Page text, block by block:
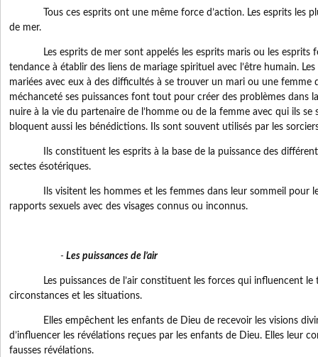
Tous ces esprits ont une même force d’action. Les esprits les
de mer.
Les esprits de mer sont appelés les esprits maris ou les esprits
tendance à établir des liens de mariage spirituel avec l’être humain.
mariées avec eux à des difficultés à se trouver un mari ou une femme
méchanceté ses puissances font tout pour créer des problèmes dans
nuire à la vie du partenaire de l’homme ou de la femme avec qui ils se
bloquent aussi les bénédictions. Ils sont souvent utilisés par les
Ils constituent les esprits à la base de la puissance des
sectes ésotériques.
Ils visitent les hommes et les femmes dans leur sommeil pour
rapports sexuels avec des visages connus ou inconnus.
- Les puissances de l’air
Les puissances de l’air constituent les forces qui influencent le
circonstances et les situations.
Elles empêchent les enfants de Dieu de recevoir les visions
d’influencer les révélations reçues par les enfants de Dieu. Elles leur
fausses révélations.